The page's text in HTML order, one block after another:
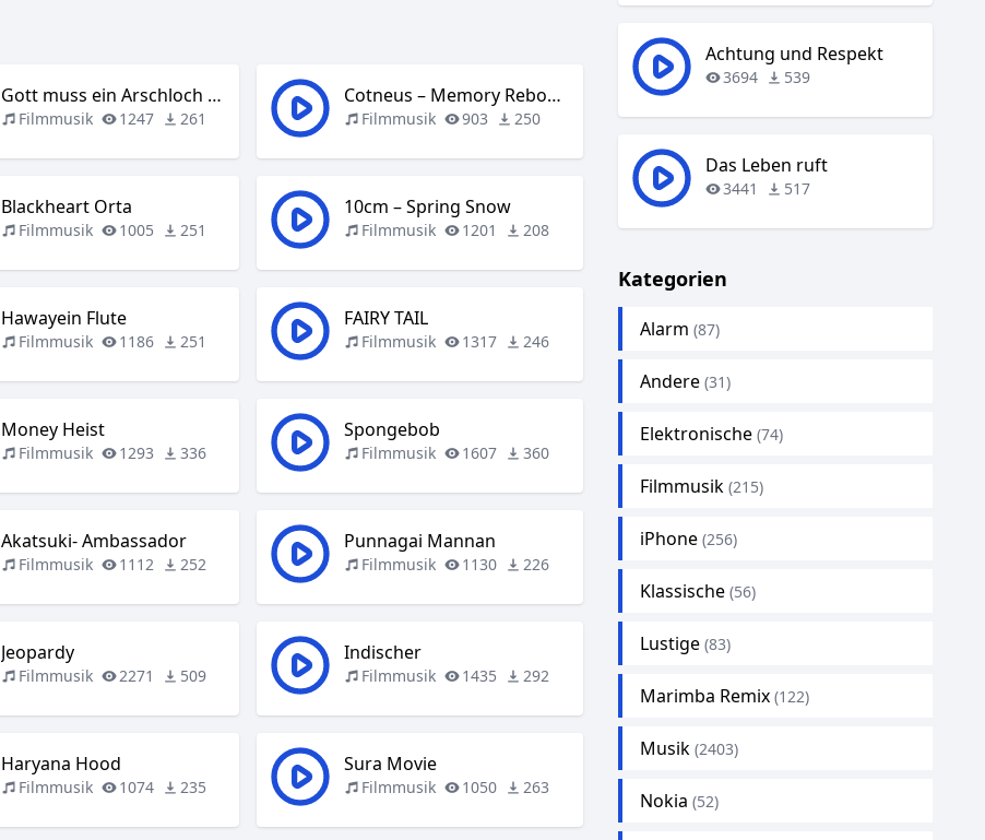
Gott muss ein Arschloch sein
Filmmusik 1247 261
Cotneus – Memory Rebooted
Filmmusik 903 250
Blackheart Orta
Filmmusik 1005 251
10cm – Spring Snow
Filmmusik 1201 208
Hawayein Flute
Filmmusik 1186 251
FAIRY TAIL
Filmmusik 1317 246
Money Heist
Filmmusik 1293 336
Spongebob
Filmmusik 1607 360
Akatsuki- Ambassador
Filmmusik 1112 252
Punnagai Mannan
Filmmusik 1130 226
Jeopardy
Filmmusik 2271 509
Indischer
Filmmusik 1435 292
Haryana Hood
Filmmusik 1074 235
Sura Movie
Filmmusik 1050 263
Achtung und Respekt
3694 539
Das Leben ruft
3441 517
Kategorien
Alarm (87)
Andere (31)
Elektronische (74)
Filmmusik (215)
iPhone (256)
Klassische (56)
Lustige (83)
Marimba Remix (122)
Musik (2403)
Nokia (52)